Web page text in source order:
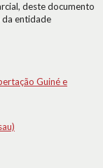
deste documento
entidade
Guiné e